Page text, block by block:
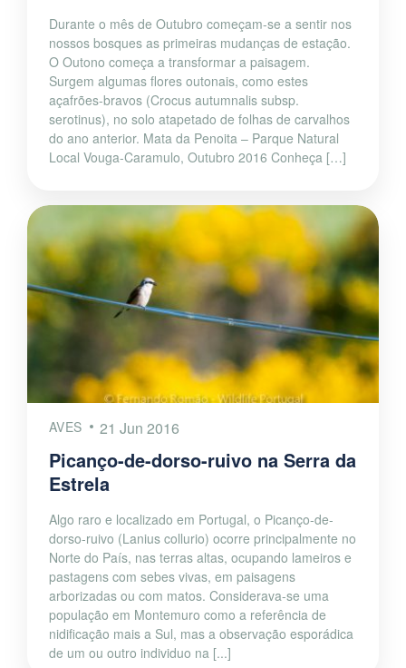
Durante o mês de Outubro começam-se a sentir nos
nossos bosques as primeiras mudanças de estação.
O Outono começa a transformar a paisagem.
Surgem algumas flores outonais, como estes
açafrões-bravos (Crocus autumnalis subsp.
serotinus), no solo atapetado de folhas de carvalhos
do ano anterior. Mata da Penoita – Parque Natural
Local Vouga-Caramulo, Outubro 2016 Conheça […]
AVES 21 Jun 2016
Picanço-de-dorso-ruivo na Serra da
Estrela
Algo raro e localizado em Portugal, o Picanço-de-
dorso-ruivo (Lanius collurio) ocorre principalmente no
Norte do País, nas terras altas, ocupando lameiros e
pastagens com sebes vivas, em paisagens
arborizadas ou com matos. Considerava-se uma
população em Montemuro como a referência de
nidificação mais a Sul, mas a observação esporádica
de um ou outro individuo na [...]